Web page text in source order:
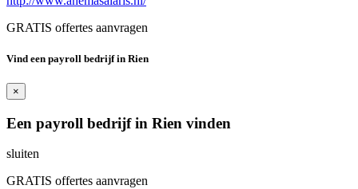
GRATIS offertes aanvragen
Vind een payroll bedrijf in Rien
×
Een payroll bedrijf in Rien vinden
sluiten
GRATIS offertes aanvragen